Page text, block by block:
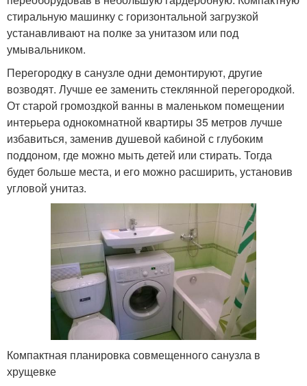
стиральную машинку с горизонтальной загрузкой
устанавливают на полке за унитазом или под
умывальником.
Перегородку в санузле одни демонтируют, другие
возводят. Лучше ее заменить стеклянной перегородкой.
От старой громоздкой ванны в маленьком помещении
интерьера однокомнатной квартиры 35 метров лучше
избавиться, заменив душевой кабиной с глубоким
поддоном, где можно мыть детей или стирать. Тогда
будет больше места, и его можно расширить, установив
угловой унитаз.
Компактная планировка совмещенного санузла в
хрущевке